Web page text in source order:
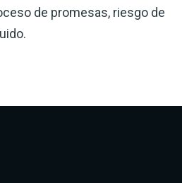
de promesas, riesgo de